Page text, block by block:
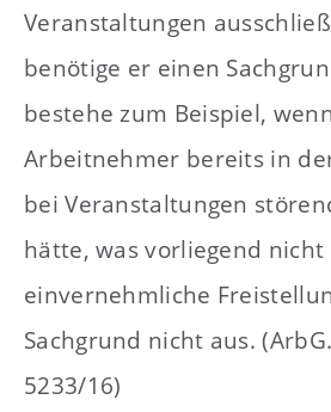
Veranstaltungen
benötige er einen
bestehe zum Beispiel,
Arbeitnehmer bereits in
bei Veranstaltungen
hätte, was vorliegend nicht
einvernehmliche
Sachgrund nicht aus.
5233/16)